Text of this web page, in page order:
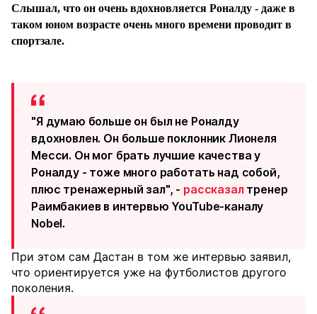
Слышал, что он очень вдохновляется Роналду - даже в
таком юном возрасте очень много времени проводит в
спортзале.
"Я думаю больше он был не Роналду
вдохновлен. Он больше поклонник Лионеля
Месси. Он мог брать лучшие качества у
Роналду - тоже много работать над собой,
плюс тренажерный зал", - рассказал тренер
Раимбакиев в интервью YouTube-каналу
Nobel.
При этом сам Дастан в том же интервью заявил,
что ориентируется уже на футболистов другого
поколения.